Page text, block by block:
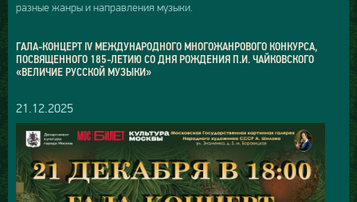
разные жанры и направления музыки.
ГАЛА-КОНЦЕРТ IV МЕЖДУНАРОДНОГО МНОГОЖАНРОВОГО КОНКУРСА,
ПОСВЯЩЕННОГО 185-ЛЕТИЮ СО ДНЯ РОЖДЕНИЯ П.И. ЧАЙКОВСКОГО
«ВЕЛИЧИЕ РУССКОЙ МУЗЫКИ»
21.12.2025